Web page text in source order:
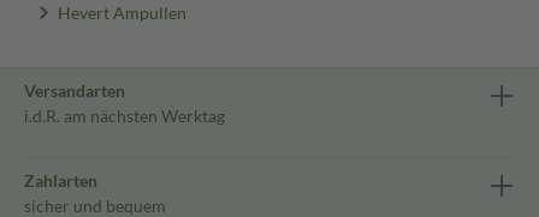
Hevert Ampullen
Versandarten
i.d.R. am nächsten Werktag
Zahlarten
sicher und bequem